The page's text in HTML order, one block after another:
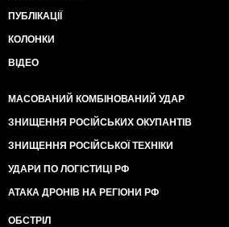
ПУБЛІКАЦІЇ
КОЛОНКИ
ВІДЕО
МАСОВАНИЙ КОМБІНОВАНИЙ УДАР
ЗНИЩЕННЯ РОСІЙСЬКИХ ОКУПАНТІВ
ЗНИЩЕННЯ РОСІЙСЬКОЇ ТЕХНІКИ
УДАРИ ПО ЛОГІСТИЦІ РФ
АТАКА ДРОНІВ НА РЕГІОНИ РФ
ОБСТРІЛ